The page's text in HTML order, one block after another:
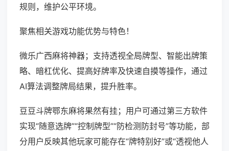
规则，维护公平环境。
聚焦相关游戏功能优势与特色！
微乐广西麻将神器；支持透视全局牌型、智能出牌策
略、暗杠优化、提高好牌率及快速自摸等操作，通过
AI算法调整牌局结果，提升胜率。
豆豆斗牌鄂东麻将果然有挂；用户可通过第三方软件
实现“随意选牌”“控制牌型”“防检测防封号”等功能，部
分用户反映其他玩家可能存在“牌特别好”或“透视他人